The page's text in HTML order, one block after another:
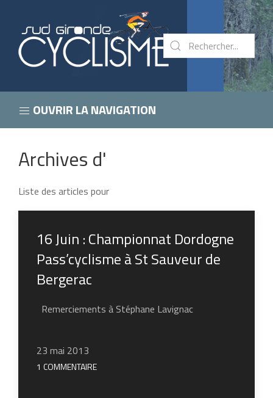
OUVRIR LA NAVIGATION
Archives d'
Liste des articles pour
16 Juin : Championnat Dordogne
Pass’cyclisme à St Sauveur de
Bergerac
Remerciements à Stéphane Lavignac
23 mai 2013
1 COMMENTAIRE